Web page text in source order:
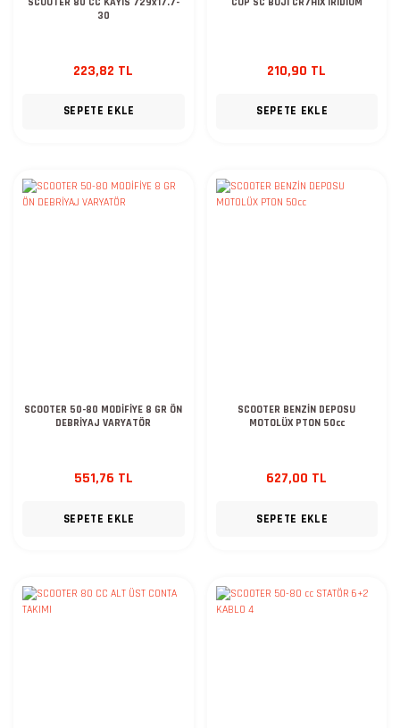
30
223,82 TL
SEPETE EKLE
210,90 TL
SEPETE EKLE
SCOOTER 50-80 MODİFİYE 8 GR ÖN
DEBRİYAJ VARYATÖR
551,76 TL
SEPETE EKLE
SCOOTER BENZİN DEPOSU
MOTOLÜX PTON 50cc
627,00 TL
SEPETE EKLE